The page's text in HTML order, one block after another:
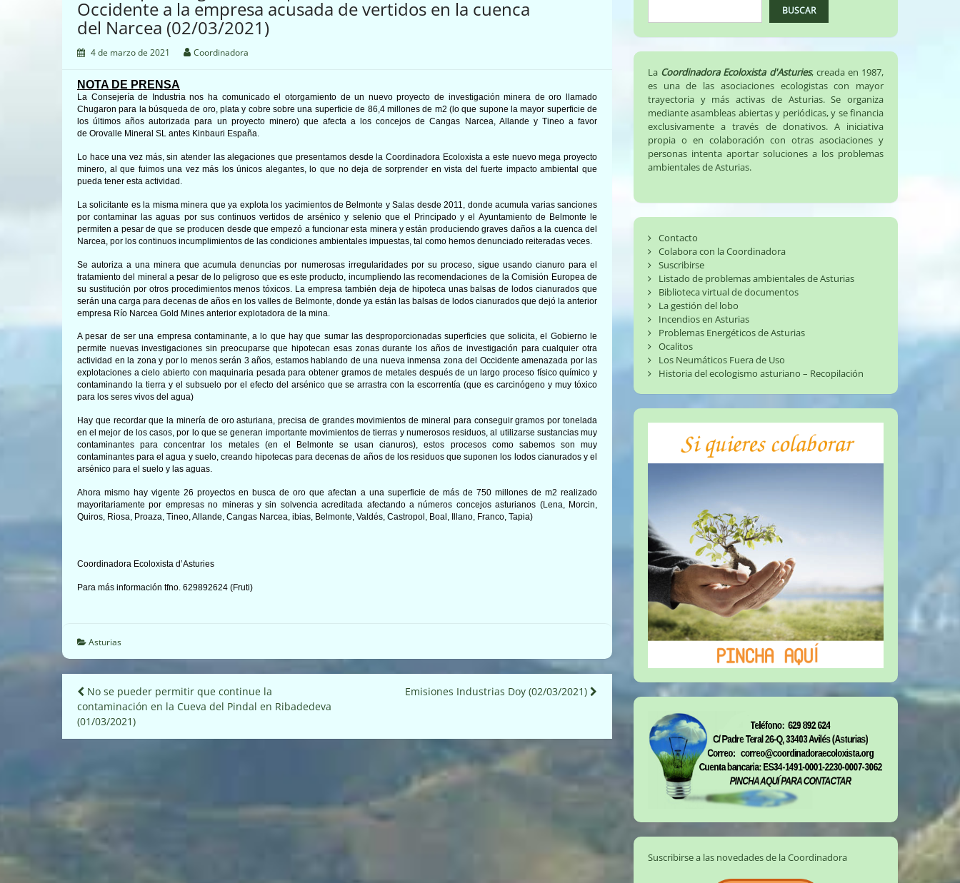
Occidente a la empresa acusada de vertidos en la cuenca
del Narcea (02/03/2021)
4 de marzo de 2021 Coordinadora
NOTA DE PRENSA
La Consejería de Industria nos ha comunicadoel otorgamiento de un nuevo proyecto de investigación minera de oro
llamado
Chugaron para la búsqueda de oro, plata y cobre sobre una superficie de 86,4millones de m2 (lo que supone la mayor superficie de
los últimos años autorizadapara un proyecto minero) que afecta a los concejos de Cangas Narcea, Allande y Tineo a favor
de Orovalle Mineral SL antes Kinbauri España.
Lo hace una vez más, sin atender las alegaciones que presentamos desde la Coordinadora Ecoloxista a este nuevo mega proyecto
minero, al que fuimos una vez más los únicos alegantes, lo que no deja de sorprender en vista del fuerte impacto ambiental que
pueda tener esta actividad.
La solicitante es la misma minera que ya explota los yacimientos de Belmonte y Salas desde 2011, donde acumula varias sanciones
por contaminar las aguas por sus continuos vertidos de arsénico y selenio que el Principado y el Ayuntamiento de Belmonte le
permiten a pesar de que se producen desde que empezó a funcionar esta minera y están produciendo graves daños a la cuenca del
Narcea, por los continuos incumplimientos de las condiciones ambientales impuestas, tal como hemos denunciado reiteradas veces.
Se autoriza a una minera que acumula denuncias por numerosas irregularidades por su proceso, sigue usando cianuro para el
tratamiento del mineral a pesar de lo peligroso que es este producto, incumpliendo las recomendaciones de la Comisión Europea de
su sustitución por otros procedimientos menos tóxicos. La empresa también deja de hipoteca unas balsas de lodos cianurados que
serán una carga para decenas de años en los valles de Belmonte, donde ya están las balsas de lodos cianurados que dejó la anterior
empresa Río Narcea Gold Mines anterior explotadora de la mina.
A pesar de ser una empresa contaminante, a lo que hay que sumar las desproporcionadas superficies que solicita, el Gobiernole
permite nuevas investigaciones sin preocuparse que hipotecan esas zonas durante los años de investigación para cualquier otra
actividad en la zona y por lo menos serán 3 años, estamos hablando de una nueva inmensa zona del Occidente amenazada por las
explotaciones a cielo abierto con maquinaria pesada para obtener gramos de metales después de un largo proceso físico químico y
contaminando la tierra y el subsuelo por el efecto del arsénico que se arrastra con la escorrentía (que es carcinógeno y muy tóxico
para los seres vivos del agua)
Hay que recordar que la minería de oro asturiana, precisa de grandes movimientos de mineral para conseguir gramos por tonelada
en el mejor de los casos, por lo que se generan importante movimientos de tierras y numerosos residuos, al utilizarse sustancias muy
contaminantes para concentrar los metales (en el Belmonte se usan cianuros), estos procesos como sabemos son muy
contaminantes para el agua y suelo, creando hipotecas para decenas de años de los residuos que suponen los lodos cianurados y el
arsénico para el suelo y las aguas.
Ahora mismo hay vigente 26 proyectos en busca de oro que afectan a una superficie de más de 750 millones de m2 realizado
mayoritariamente por empresas no mineras y sin solvencia acreditada afectando a números concejos asturianos (Lena, Morcin,
Quiros, Riosa, Proaza, Tineo, Allande, Cangas Narcea, ibias, Belmonte, Valdés, Castropol, Boal, Illano, Franco, Tapia)
Coordinadora Ecoloxista d’Asturies
Para más información tfno. 629892624 (Fruti)
Asturias
Navegación
de
entradas
No se pueder permitir que continue la
contaminación en la Cueva del Pindal en Ribadedeva
(01/03/2021)
Emisiones Industrias Doy (02/03/2021)
BUSCAR
La Coordinadora Ecoloxista d'Asturies, creada en 1987,
es una de las asociaciones ecologistas con mayor
trayectoria y más activas de Asturias. Se organiza
mediante asambleas abiertas y periódicas, y se financia
exclusivamente a través de donativos. A iniciativa
propia o en colaboración con otras asociaciones y
personas intenta aportar soluciones a los problemas
ambientales de Asturias.
Contacto
Colabora con la Coordinadora
Suscribirse
Listado de problemas ambientales de Asturias
Biblioteca virtual de documentos
La gestión del lobo
Incendios en Asturias
Problemas Energéticos de Asturias
Ocalitos
Los Neumáticos Fuera de Uso
Historia del ecologismo asturiano – Recopilación
Suscribirse a las novedades de la Coordinadora